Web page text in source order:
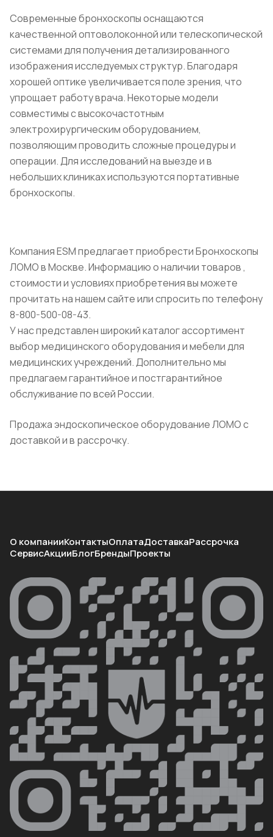
Современные бронхоскопы оснащаются
качественной оптоволоконной или телескопической
системами для получения детализированного
изображения исследуемых структур. Благодаря
хорошей оптике увеличивается поле зрения, что
упрощает работу врача. Некоторые модели
совместимы с высокочастотным
электрохирургическим оборудованием,
позволяющим проводить сложные процедуры и
операции. Для исследований на выезде и в
небольших клиниках используются портативные
бронхоскопы.
Компания ESM предлагает приобрести Бронхоскопы
ЛОМО в Москве. Информацию о наличии товаров ,
стоимости и условиях приобретения вы можете
прочитать на нашем сайте или спросить по телефону
8-800-500-08-43.
У нас представлен широкий каталог ассортимент
выбор медицинского оборудования и мебели для
медицинских учреждений. Дополнительно мы
предлагаем гарантийное и постгарантийное
обслуживание по всей России.
Продажа эндоскопическое оборудование ЛОМО с
доставкой и в рассрочку.
О компанииКонтактыОплатаДоставкаРассрочка
СервисАкцииБлогБрендыПроекты